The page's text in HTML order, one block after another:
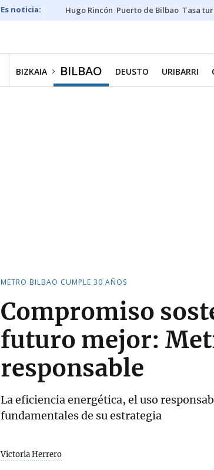
Hugo Rincón Puerto de Bilbao Tasa
BIZKAIA BILBAO DEUSTO URIBARRI
METRO BILBAO CUMPLE 30 AÑOS
Compromiso
futuro mejor:
responsable
La eficiencia energética, el uso
fundamentales de su estrategia
Victoria Herrero